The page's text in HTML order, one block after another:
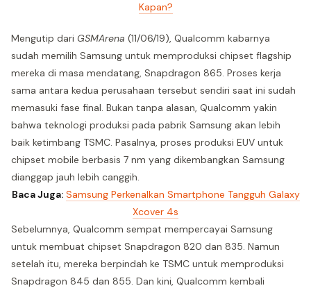
Kapan?
Mengutip dari GSMArena (11/06/19), Qualcomm kabarnya
sudah memilih Samsung untuk memproduksi chipset flagship
mereka di masa mendatang, Snapdragon 865. Proses kerja
sama antara kedua perusahaan tersebut sendiri saat ini sudah
memasuki fase final. Bukan tanpa alasan, Qualcomm yakin
bahwa teknologi produksi pada pabrik Samsung akan lebih
baik ketimbang TSMC. Pasalnya, proses produksi EUV untuk
chipset mobile berbasis 7 nm yang dikembangkan Samsung
dianggap jauh lebih canggih.
Baca Juga: Samsung Perkenalkan Smartphone Tangguh Galaxy
Xcover 4s
Sebelumnya, Qualcomm sempat mempercayai Samsung
untuk membuat chipset Snapdragon 820 dan 835. Namun
setelah itu, mereka berpindah ke TSMC untuk memproduksi
Snapdragon 845 dan 855. Dan kini, Qualcomm kembali